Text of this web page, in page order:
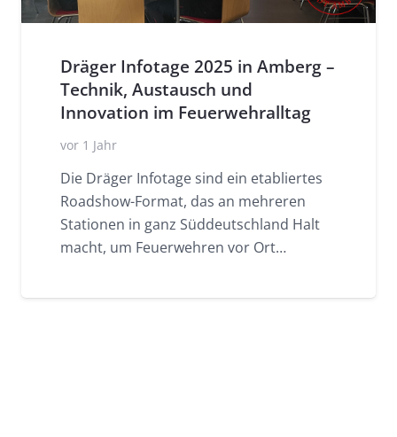
Dräger Infotage 2025 in Amberg –
Technik, Austausch und
Innovation im Feuerwehralltag
vor 1 Jahr
Die Dräger Infotage sind ein etabliertes
Roadshow-Format, das an mehreren
Stationen in ganz Süddeutschland Halt
macht, um Feuerwehren vor Ort…